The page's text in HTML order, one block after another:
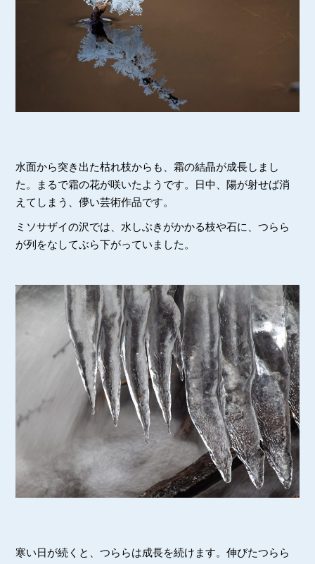
水面から突き出た枯れ枝からも、霜の結晶が成長しまし
た。まるで霜の花が咲いたようです。日中、陽が射せば消
えてしまう、儚い芸術作品です。
ミソサザイの沢では、水しぶきがかかる枝や石に、つらら
が列をなしてぶら下がっていました。
寒い日が続くと、つららは成長を続けます。伸びたつらら